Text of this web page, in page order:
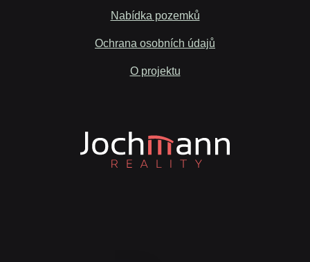
Nabídka pozemků
Ochrana osobních údajů
O projektu